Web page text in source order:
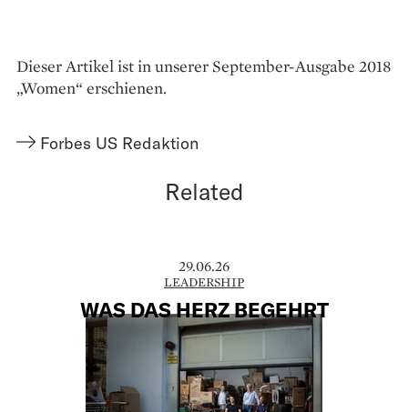
Dieser Artikel ist in unserer September-Ausgabe 2018
„Women“ erschienen.
Forbes US Redaktion
Related
29.06.26
LEADERSHIP
WAS DAS HERZ BEGEHRT